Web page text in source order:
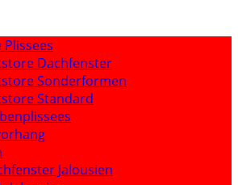
Dachfenster
Sonderformen
Standard
Jalousien